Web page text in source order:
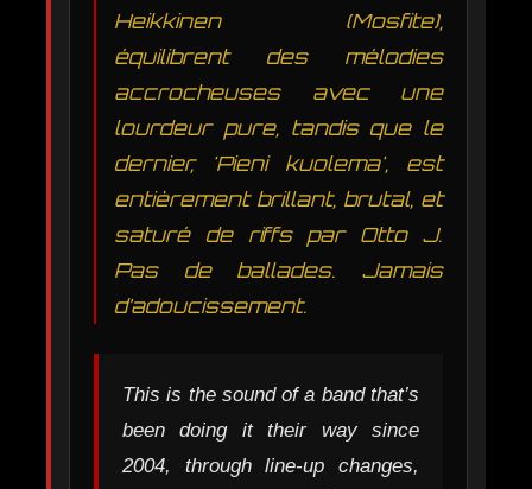
Heikkinen (Mosfite),
équilibrent des mélodies
accrocheuses avec une
lourdeur pure, tandis que le
dernier, 'Pieni kuolema', est
entièrement brillant, brutal, et
saturé de riffs par Otto J.
Pas de ballades. Jamais
d’adoucissement.
This is the sound of a band that’s
been doing it their way since
2004, through line-up changes,